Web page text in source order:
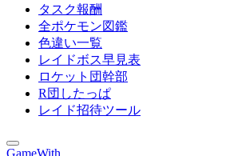
タスク報酬
全ポケモン図鑑
色違い一覧
レイドボス早見表
ロケット団幹部
R団したっぱ
レイド招待ツール
GameWith